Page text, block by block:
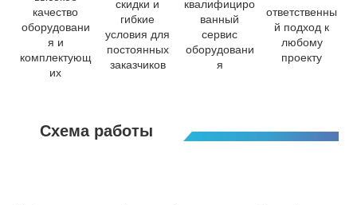
качество
оборудовани
я и
комплектующ
их
скидки и
гибкие
условия для
постоянных
заказчиков
квалифициро
ванный
сервис
оборудовани
я
ответственны
й подход к
любому
проекту
Схема работы